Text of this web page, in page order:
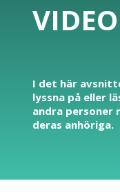
I det här
lyssna på eller
andra personer
deras anhöriga.